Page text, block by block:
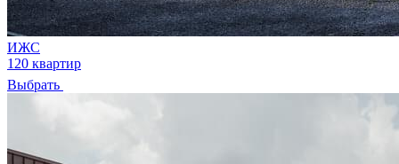
ИЖС
120 квартир
Выбрать